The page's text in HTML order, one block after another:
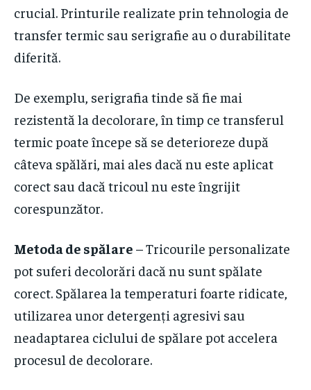
crucial. Printurile realizate prin tehnologia de
transfer termic sau serigrafie au o durabilitate
diferită.
De exemplu, serigrafia tinde să fie mai
rezistentă la decolorare, în timp ce transferul
termic poate începe să se deterioreze după
câteva spălări, mai ales dacă nu este aplicat
corect sau dacă tricoul nu este îngrijit
corespunzător.
Metoda de spălare – Tricourile personalizate
pot suferi decolorări dacă nu sunt spălate
corect. Spălarea la temperaturi foarte ridicate,
utilizarea unor detergenți agresivi sau
neadaptarea ciclului de spălare pot accelera
procesul de decolorare.